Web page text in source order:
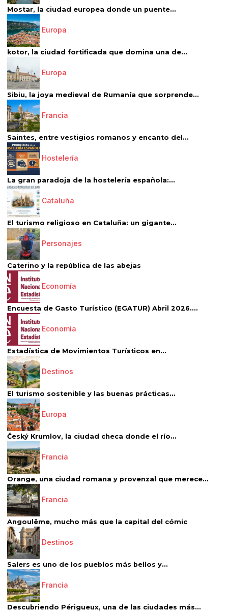
Mostar, la ciudad europea donde un puente...
Europa
kotor, la ciudad fortificada que domina una de...
Europa
Sibiu, la joya medieval de Rumanía que sorprende...
Francia
Saintes, entre vestigios romanos y encanto del...
Hostelería
La gran paradoja de la hostelería española:...
Cataluña
El turismo religioso en Cataluña: un gigante...
Personajes
Caterino y la república de las abejas
Economía
Encuesta de Gasto Turístico (EGATUR) Abril 2026....
Economía
Estadística de Movimientos Turísticos en...
Destinos
El turismo sostenible y las buenas prácticas...
Europa
Český Krumlov, la ciudad checa donde el río...
Francia
Orange, una ciudad romana y provenzal que merece...
Francia
Angoulême, mucho más que la capital del cómic
Destinos
Salers es uno de los pueblos más bellos y...
Francia
Descubriendo Périgueux, una de las ciudades más...